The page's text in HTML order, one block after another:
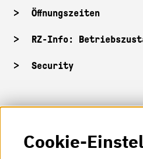
Öffnungszeiten
RZ-Info:
Security
HKA-Shop
HKA-Videos
Cookie-